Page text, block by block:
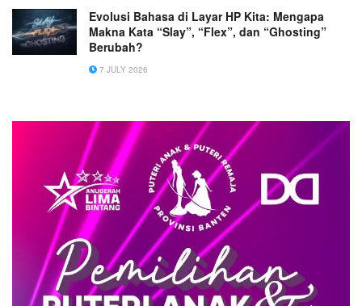
Evolusi Bahasa di Layar HP Kita: Mengapa
Makna Kata “Slay”, “Flex”, dan “Ghosting”
Berubah?
7 JULY 2026